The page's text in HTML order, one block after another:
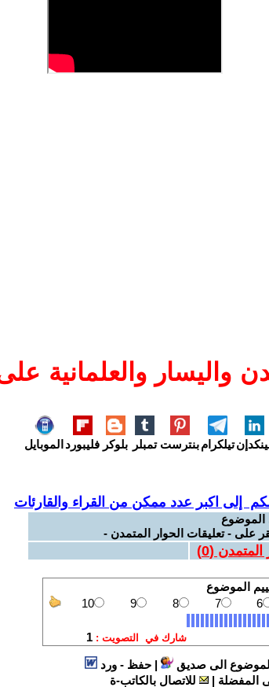
واليسار والعلمانية
تيلكرامبنترست تمبلر بلوكر فليبورد الموبايل
إلى اكبر عدد ممكن من القراء والقارئات
الموضوع
على - تعليقات الحوار المتمدن -
المتمدن (0
)
الى صديق |حفظ - ورد
المفضلة | للاتصال بالكاتب-ة